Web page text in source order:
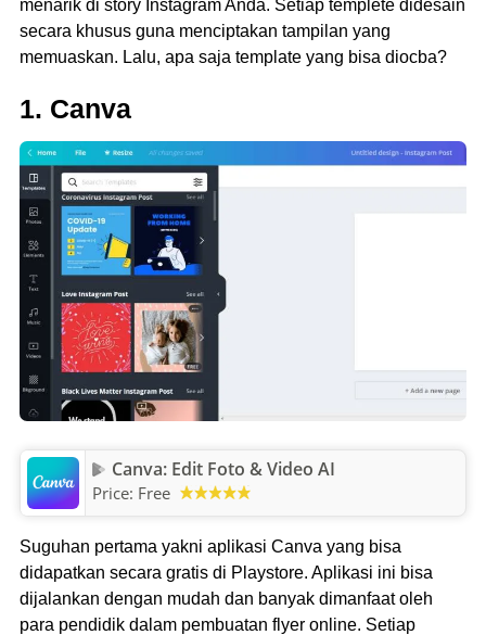
menarik di story Instagram Anda. Setiap templete didesain
secara khusus guna menciptakan tampilan yang
memuaskan. Lalu, apa saja template yang bisa diocba?
1. Canva
Canva: Edit Foto & Video AI
Price: Free
Suguhan pertama yakni aplikasi Canva yang bisa
didapatkan secara gratis di Playstore. Aplikasi ini bisa
dijalankan dengan mudah dan banyak dimanfaat oleh
para pendidik dalam pembuatan flyer online. Setiap